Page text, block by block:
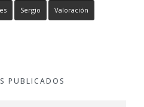
Sergio Valoración
PUBLICADOS